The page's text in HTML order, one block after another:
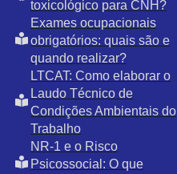
toxicológico para CNH?
Exames ocupacionais
obrigatórios: quais são e
quando realizar?
LTCAT: Como elaborar o
Laudo Técnico de
Condições Ambientais do
Trabalho
NR-1 e o Risco
Psicossocial: O que